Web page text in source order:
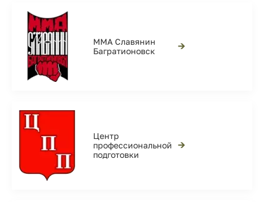
ММА Славянин
Багратионовск
→
Центр
профессиональной
подготовки
→